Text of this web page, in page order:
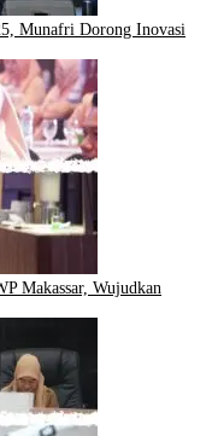
Munafri Dorong Inovasi
Makassar, Wujudkan